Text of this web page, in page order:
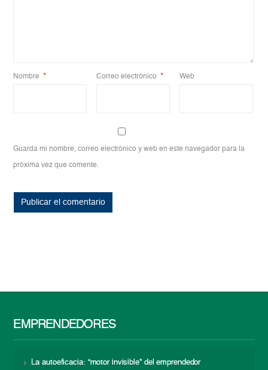
Nombre * Correo electrónico * Web
Guarda mi nombre, correo electrónico y web en este navegador para la
próxima vez que comente.
EMPRENDEDORES
La autoeficacia: “motor invisible” del emprendedor